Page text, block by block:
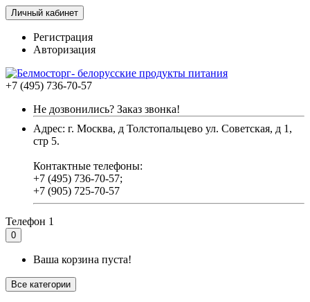
Личный кабинет
Регистрация
Авторизация
+7 (495) 736-70-57
Не дозвонились? Заказ звонка!
Адрес: г. Москва, д Толстопальцево ул. Советская, д 1,
стр 5.
Контактные телефоны:
+7 (495) 736-70-57;
+7 (905) 725-70-57
Телефон 1
0
Ваша корзина пуста!
Все категории